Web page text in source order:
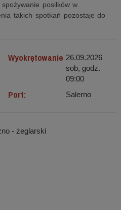
posiłków w
takich spotkań pozostaje do
Wyokrętowanie 26.09.2026
sob, godz.
09:00
Port: Salerno
- żeglarski